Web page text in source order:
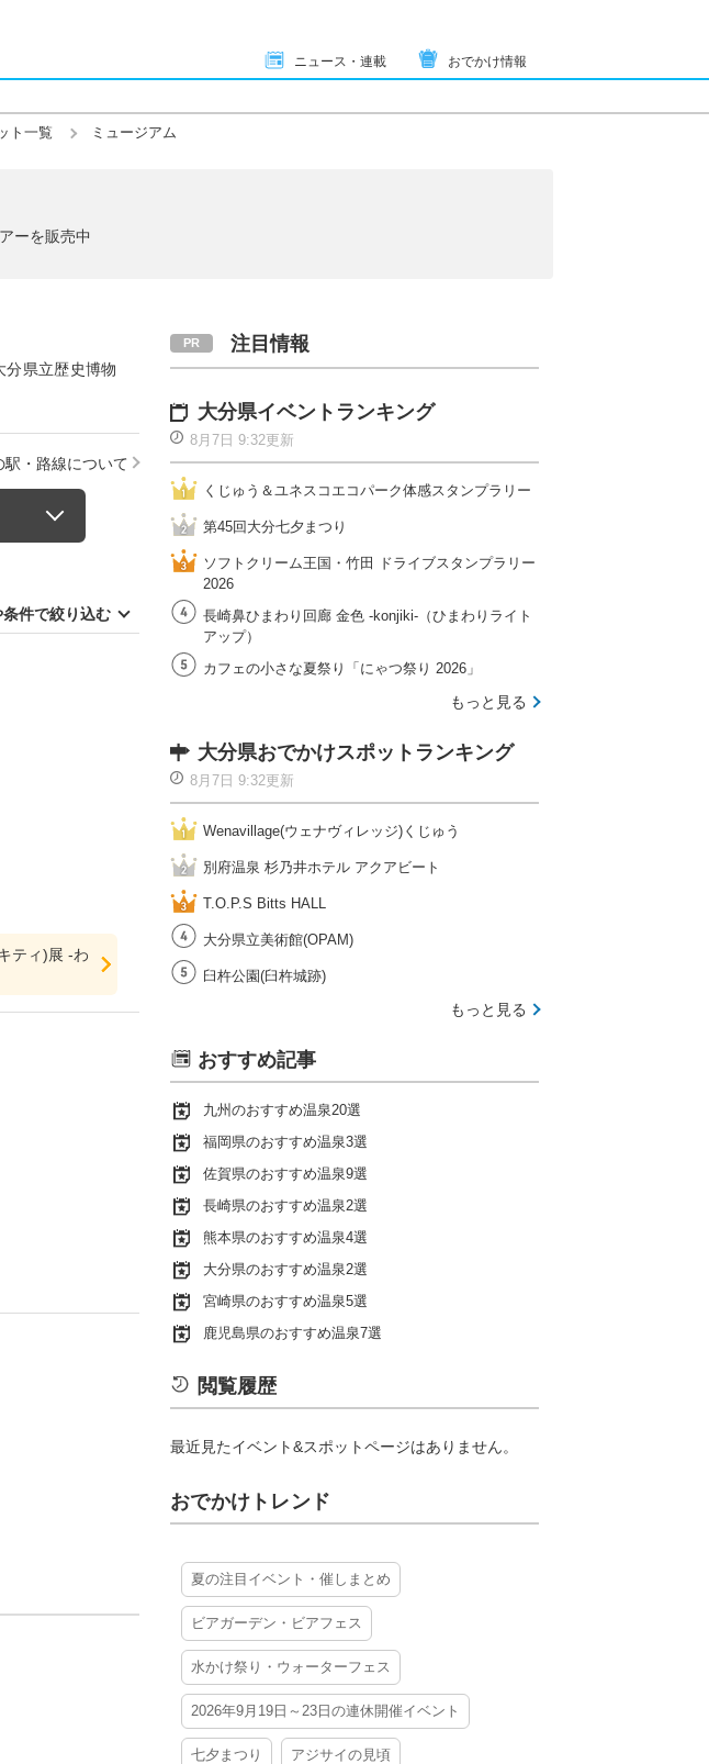
ニュース・連載 おでかけ情報
ト一覧 ミュージアム
ーを販売中
分県立歴史博物
・路線について
条件で絞り込む
ティ)展 -わ
注目情報
大分県イベントランキング
8月7日 9:32更新
くじゅう＆ユネスコエコパーク体感スタンプラリー
第45回大分七夕まつり
ソフトクリーム王国・竹田 ドライブスタンプラリー
2026
長崎鼻ひまわり回廊 金色 -konjiki-（ひまわりライト
アップ）
カフェの小さな夏祭り「にゃつ祭り 2026」
もっと見る
大分県おでかけスポットランキング
8月7日 9:32更新
Wenavillage(ウェナヴィレッジ)くじゅう
別府温泉 杉乃井ホテル アクアビート
T.O.P.S Bitts HALL
大分県立美術館(OPAM)
臼杵公園(臼杵城跡)
もっと見る
おすすめ記事
九州のおすすめ温泉20選
福岡県のおすすめ温泉3選
佐賀県のおすすめ温泉9選
長崎県のおすすめ温泉2選
熊本県のおすすめ温泉4選
大分県のおすすめ温泉2選
宮崎県のおすすめ温泉5選
鹿児島県のおすすめ温泉7選
閲覧履歴
最近見たイベント&スポットページはありません。
おでかけトレンド
夏の注目イベント・催しまとめ
ビアガーデン・ビアフェス
水かけ祭り・ウォーターフェス
2026年9月19日～23日の連休開催イベント
七夕まつり アジサイの見頃